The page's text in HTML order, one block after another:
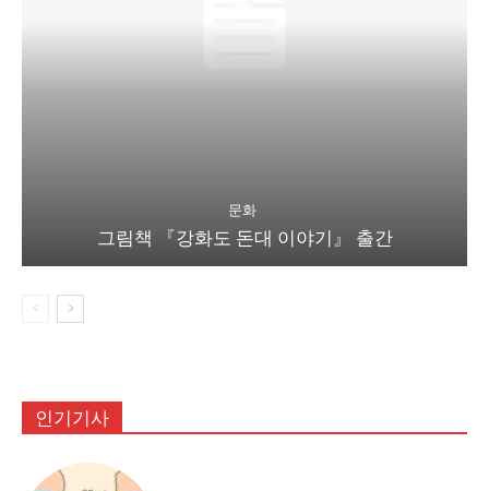
문화
그림책 『강화도 돈대 이야기』 출간
인기기사